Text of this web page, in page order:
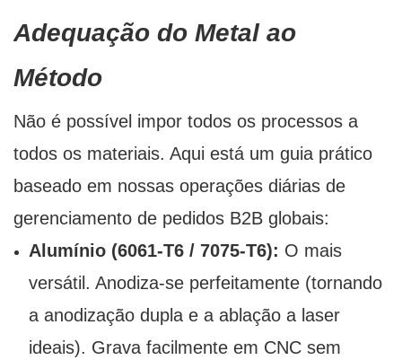
Adequação do Metal ao
Método
Não é possível impor todos os processos a
todos os materiais. Aqui está um guia prático
baseado em nossas operações diárias de
gerenciamento de pedidos B2B globais:
Alumínio (6061-T6 / 7075-T6): O mais
versátil. Anodiza-se perfeitamente (tornando
a anodização dupla e a ablação a laser
ideais). Grava facilmente em CNC sem